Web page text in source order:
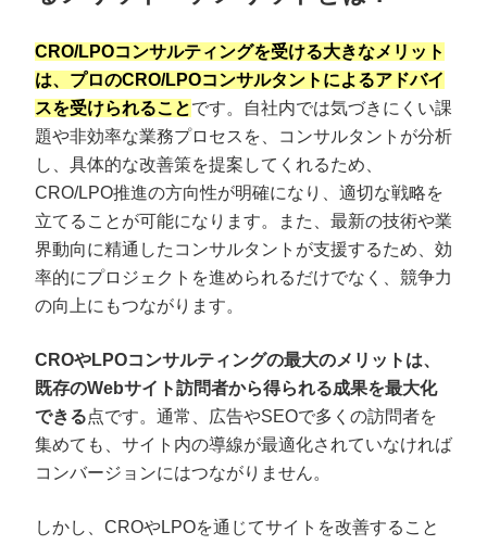
CRO/LPOコンサルティングを受ける大きなメリット
は、プロのCRO/LPOコンサルタントによるアドバイ
スを受けられることです。自社内では気づきにくい課
題や非効率な業務プロセスを、コンサルタントが分析
し、具体的な改善策を提案してくれるため、
CRO/LPO推進の方向性が明確になり、適切な戦略を
立てることが可能になります。また、最新の技術や業
界動向に精通したコンサルタントが支援するため、効
率的にプロジェクトを進められるだけでなく、競争力
の向上にもつながります。
CROやLPOコンサルティングの最大のメリットは、
既存のWebサイト訪問者から得られる成果を最大化
できる点です。通常、広告やSEOで多くの訪問者を
集めても、サイト内の導線が最適化されていなければ
コンバージョンにはつながりません。
しかし、CROやLPOを通じてサイトを改善すること